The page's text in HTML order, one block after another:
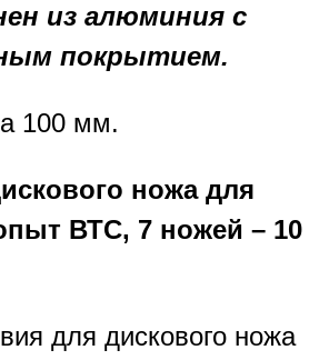
из алюминия с
покрытием.
100 мм.
ножа для
ВТС, 7 ножей – 10
для дискового ножа